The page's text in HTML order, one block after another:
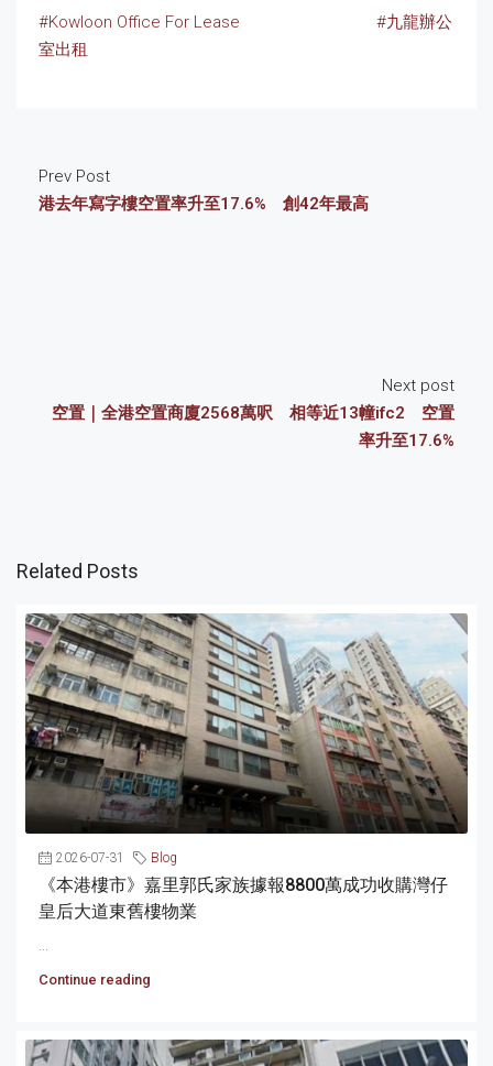
#Kowloon Office For Lease
#九龍辦公
室出租
Prev Post
港去年寫字樓空置率升至17.6% 創42年最高
Next post
空置｜全港空置商廈2568萬呎 相等近13幢ifc2 空置
率升至17.6%
Related Posts
2026-07-31 Blog
《本港樓市》嘉里郭氏家族據報8800萬成功收購灣仔
皇后大道東舊樓物業
Continue reading